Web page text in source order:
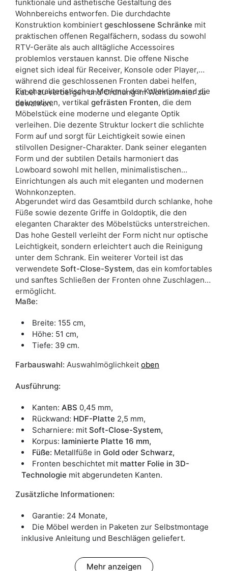
funktionale und ästhetische Gestaltung des
Wohnbereichs entworfen. Die durchdachte
Konstruktion kombiniert geschlossene Schränke mit
praktischen offenen Regalfächern, sodass du sowohl
RTV-Geräte als auch alltägliche Accessoires
problemlos verstauen kannst. Die offene Nische
eignet sich ideal für Receiver, Konsole oder Player,
während die geschlossenen Fronten dabei helfen,
Kabel zu verbergen und Ordnung im Wohnzimmer zu
bewahren.
Ein charakteristisches Merkmal der Kollektion sind die
dekorativen, vertikal gefrästen Fronten, die dem
Möbelstück eine moderne und elegante Optik
verleihen. Die dezente Struktur lockert die schlichte
Form auf und sorgt für Leichtigkeit sowie einen
stilvollen Designer-Charakter. Dank seiner eleganten
Form und der subtilen Details harmoniert das
Lowboard sowohl mit hellen, minimalistischen
Einrichtungen als auch mit eleganten und modernen
Wohnkonzepten.
Abgerundet wird das Gesamtbild durch schlanke, hohe
Füße sowie dezente Griffe in Goldoptik, die den
eleganten Charakter des Möbelstücks unterstreichen.
Das hohe Gestell verleiht der Form nicht nur optische
Leichtigkeit, sondern erleichtert auch die Reinigung
unter dem Schrank. Ein weiterer Vorteil ist das
verwendete Soft-Close-System, das ein komfortables
und sanftes Schließen der Fronten ohne Zuschlagen
ermöglicht.
Maße:
Breite: 155 cm,
Höhe: 51 cm,
Tiefe: 39 cm.
Farbauswahl: Auswahlmöglichkeit oben
Ausführung:
Kanten: ABS 0,45 mm,
Rückwand: HDF-Platte 2,5 mm,
Scharniere: mit Soft-Close-System,
Korpus: laminierte Platte 16 mm,
Füße: Metallfüße in Gold oder Schwarz,
Fronten beschichtet mit matter Folie in 3D-
Technologie mit abgerundeten Kanten.
Zusätzliche Informationen:
Garantie: 24 Monate,
Die Möbel werden in Paketen zur Selbstmontage
inklusive Anleitung und Beschlägen geliefert.
Mehr anzeigen